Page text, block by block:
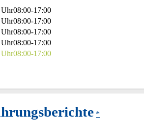
Uhr08:00-17:00
Uhr08:00-17:00
Uhr08:00-17:00
Uhr08:00-17:00
Uhr08:00-17:00
*